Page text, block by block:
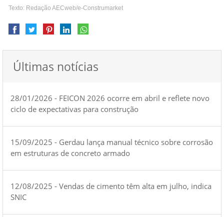
Texto: Redação AECweb/e-Construmarket
Últimas notícias
28/01/2026 - FEICON 2026 ocorre em abril e reflete novo
ciclo de expectativas para construção
15/09/2025 - Gerdau lança manual técnico sobre corrosão
em estruturas de concreto armado
12/08/2025 - Vendas de cimento têm alta em julho, indica
SNIC